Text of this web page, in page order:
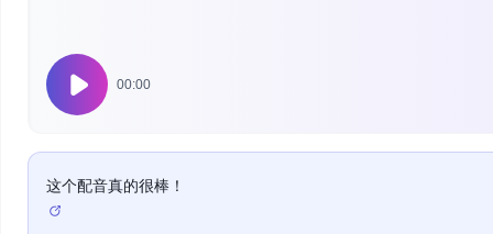
00:00
这个配音真的很棒！